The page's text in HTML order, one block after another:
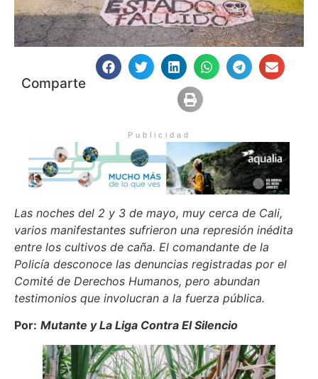
Comparte
Publicidad
Las noches del 2 y 3 de mayo, muy cerca de Cali,
varios manifestantes sufrieron una represión inédita
entre los cultivos de caña. El comandante de la
Policía desconoce las denuncias registradas por el
Comité de Derechos Humanos, pero abundan
testimonios que involucran a la fuerza pública.
Por: Mutante y La Liga Contra El Silencio